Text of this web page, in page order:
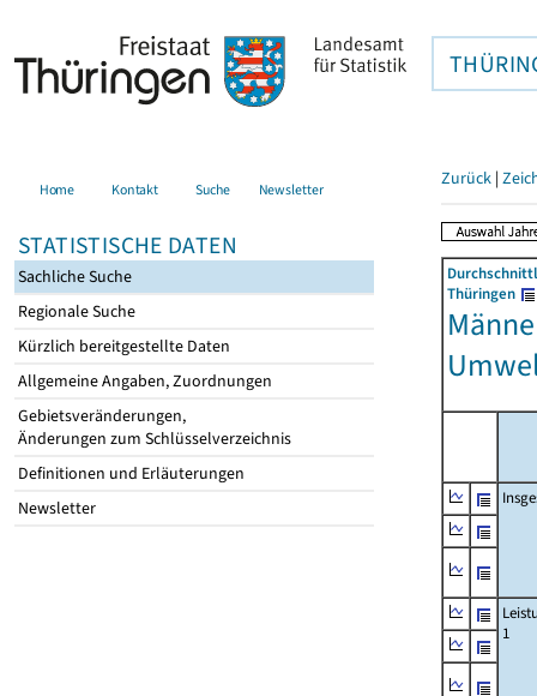
Home Kontakt Suche Newsletter
STATISTISCHE DATEN
Sachliche Suche
Regionale Suche
Kürzlich bereitgestellte Daten
Allgemeine Angaben, Zuordnungen
Gebietsveränderungen,
Änderungen zum Schlüsselverzeichnis
Definitionen und Erläuterungen
Newsletter
Zurück |
Thüringen
1